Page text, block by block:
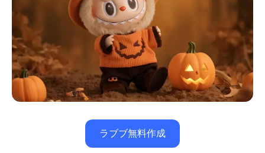
ラブブ無料作成